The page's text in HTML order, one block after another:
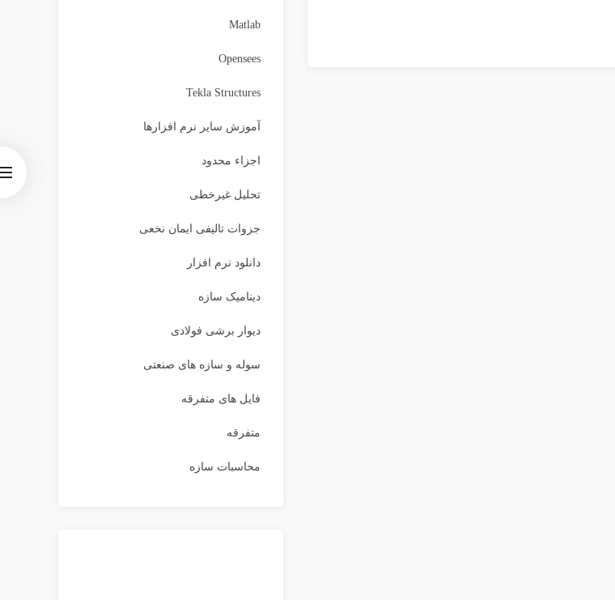
Matlab
Opensees
Tekla Structures
آموزش سایر نرم افزارها
اجزاء محدود
تحلیل غیرخطی
جزوات تالیفی ایمان نخعی
دانلود نرم افزار
دینامیک سازه
دیوار برشی فولادی
سوله و سازه های صنعتی
فایل های متفرقه
متفرقه
محاسبات سازه